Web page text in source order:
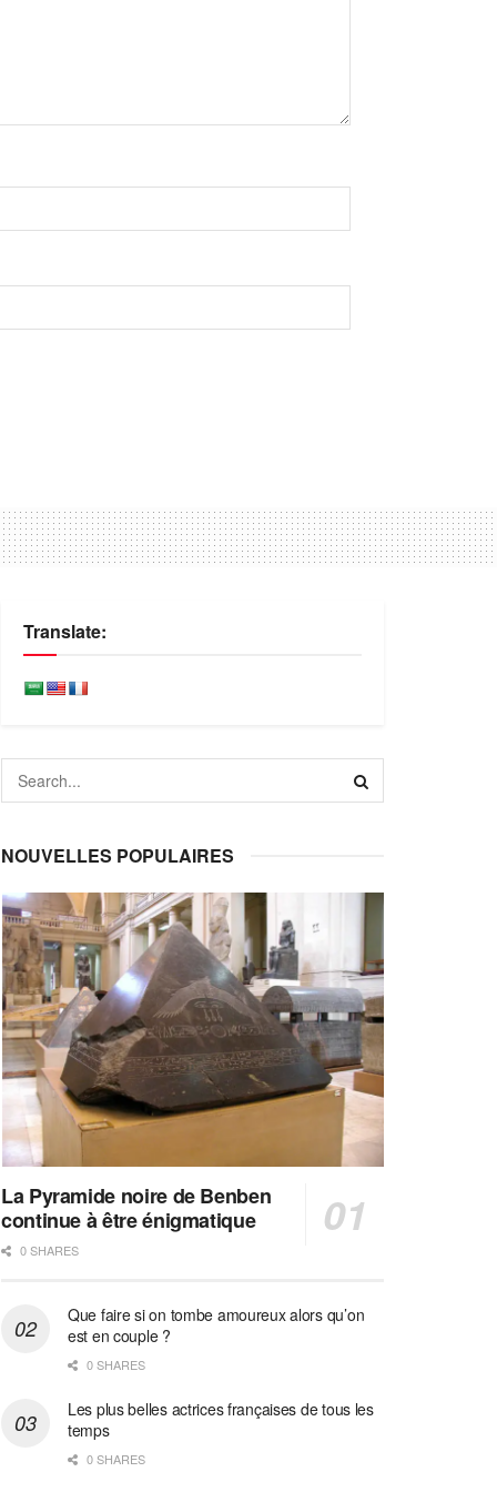
Translate:
NOUVELLES POPULAIRES
La Pyramide noire de Benben
continue à être énigmatique
0 SHARES
Que faire si on tombe amoureux alors qu’on
est en couple ?
0 SHARES
Les plus belles actrices françaises de tous les
temps
0 SHARES